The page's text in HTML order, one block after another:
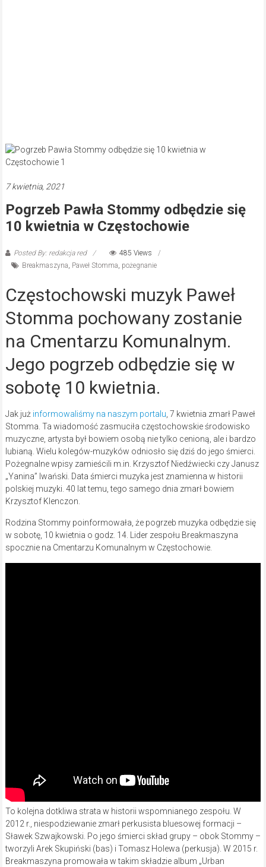
7 kwietnia, 2021
Pogrzeb Pawła Stommy odbędzie się
10 kwietnia w Częstochowie
Posted By: redakcja red
485 Views
Breakmaszyna, Paweł Stomma, pożegnanie
Częstochowski muzyk Paweł
Stomma pochowany zostanie
na Cmentarzu Komunalnym.
Jego pogrzeb odbędzie się w
sobotę 10 kwietnia.
Jak już informowaliśmy na naszym portalu , 7 kwietnia zmarł Paweł
Stomma. Ta wiadomość zasmuciła częstochowskie środowisko
muzyczne, artysta był bowiem osobą nie tylko cenioną, ale i bardzo
lubianą. Wielu kolegów-muzyków odniosło się dziś do jego śmierci.
Pożegnalne wpisy zamieścili m.in. Krzysztof Niedźwiecki czy Janusz
„Yanina” Iwański. Data śmierci muzyka jest znamienna w historii
polskiej muzyki. 40 lat temu, tego samego dnia zmarł bowiem
Krzysztof Klenczon.
Rodzina Stommy poinformowała, że pogrzeb muzyka odbędzie się
w sobotę, 10 kwietnia o godz. 14. Lider zespołu Breakmaszyna
spocznie na Cmentarzu Komunalnym w Częstochowie.
To kolejna dotkliwa strata w historii wspomnianego zespołu. W
2012 r., niespodziewanie zmarł perkusista bluesowej formacji –
Sławek Szwajkowski. Po jego śmierci skład grupy – obok Stommy –
tworzyli Arek Skupiński (bas) i Tomasz Holewa (perkusja). W 2015 r.
Breakmaszyna promowała w takim składzie album „Urban